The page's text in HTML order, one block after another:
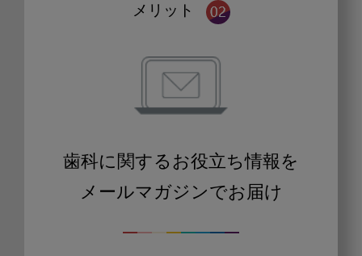
メリット
歯科に関するお役立ち情報を
メールマガジンでお届け